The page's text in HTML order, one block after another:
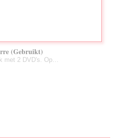
(Gebruikt)
met 2 DVD's. Op…